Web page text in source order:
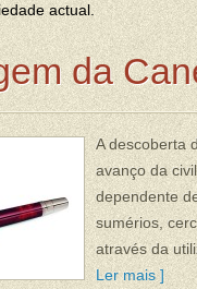
actual.
da
A descoberta
avanço da
dependente
sumérios,
através da
Ler mais ]